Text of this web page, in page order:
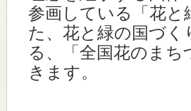
参画している「花
た、花と緑の国づ
る、「全国花のま
きます。